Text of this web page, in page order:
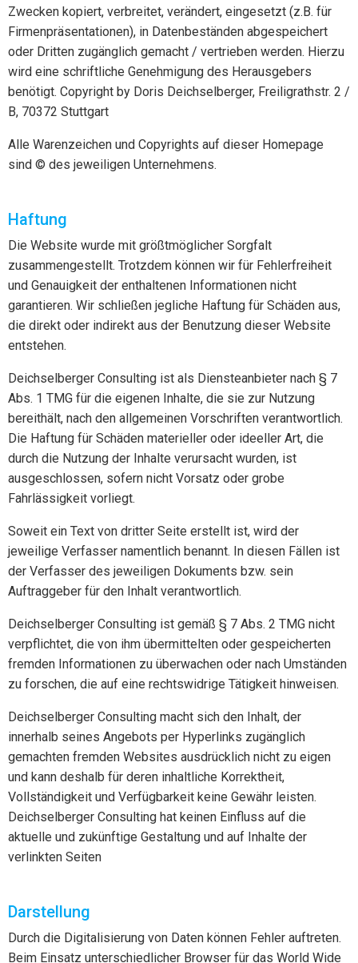
Zwecken kopiert, verbreitet, verändert, eingesetzt (z.B. für
Firmenpräsentationen), in Datenbeständen abgespeichert
oder Dritten zugänglich gemacht / vertrieben werden. Hierzu
wird eine schriftliche Genehmigung des Herausgebers
benötigt. Copyright by Doris Deichselberger, Freiligrathstr. 2 /
B, 70372 Stuttgart
Alle Warenzeichen und Copyrights auf dieser Homepage
sind © des jeweiligen Unternehmens.
Haftung
Die Website wurde mit größtmöglicher Sorgfalt
zusammengestellt. Trotzdem können wir für Fehlerfreiheit
und Genauigkeit der enthaltenen Informationen nicht
garantieren. Wir schließen jegliche Haftung für Schäden aus,
die direkt oder indirekt aus der Benutzung dieser Website
entstehen.
Deichselberger Consulting ist als Diensteanbieter nach § 7
Abs. 1 TMG für die eigenen Inhalte, die sie zur Nutzung
bereithält, nach den allgemeinen Vorschriften verantwortlich.
Die Haftung für Schäden materieller oder ideeller Art, die
durch die Nutzung der Inhalte verursacht wurden, ist
ausgeschlossen, sofern nicht Vorsatz oder grobe
Fahrlässigkeit vorliegt.
Soweit ein Text von dritter Seite erstellt ist, wird der
jeweilige Verfasser namentlich benannt. In diesen Fällen ist
der Verfasser des jeweiligen Dokuments bzw. sein
Auftraggeber für den Inhalt verantwortlich.
Deichselberger Consulting ist gemäß § 7 Abs. 2 TMG nicht
verpflichtet, die von ihm übermittelten oder gespeicherten
fremden Informationen zu überwachen oder nach Umständen
zu forschen, die auf eine rechtswidrige Tätigkeit hinweisen.
Deichselberger Consulting macht sich den Inhalt, der
innerhalb seines Angebots per Hyperlinks zugänglich
gemachten fremden Websites ausdrücklich nicht zu eigen
und kann deshalb für deren inhaltliche Korrektheit,
Vollständigkeit und Verfügbarkeit keine Gewähr leisten.
Deichselberger Consulting hat keinen Einfluss auf die
aktuelle und zukünftige Gestaltung und auf Inhalte der
verlinkten Seiten
Darstellung
Durch die Digitalisierung von Daten können Fehler auftreten.
Beim Einsatz unterschiedlicher Browser für das World Wide